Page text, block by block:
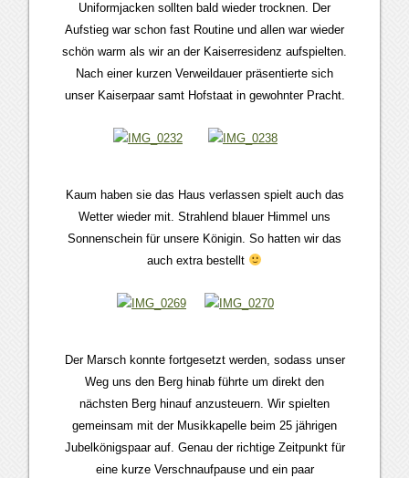
Uniformjacken sollten bald wieder trocknen. Der
Aufstieg war schon fast Routine und allen war wieder
schön warm als wir an der Kaiserresidenz aufspielten.
Nach einer kurzen Verweildauer präsentierte sich
unser Kaiserpaar samt Hofstaat in gewohnter Pracht.
Kaum haben sie das Haus verlassen spielt auch das
Wetter wieder mit. Strahlend blauer Himmel uns
Sonnenschein für unsere Königin. So hatten wir das
auch extra bestellt
Der Marsch konnte fortgesetzt werden, sodass unser
Weg uns den Berg hinab führte um direkt den
nächsten Berg hinauf anzusteuern. Wir spielten
gemeinsam mit der Musikkapelle beim 25 jährigen
Jubelkönigspaar auf. Genau der richtige Zeitpunkt für
eine kurze Verschnaufpause und ein paar